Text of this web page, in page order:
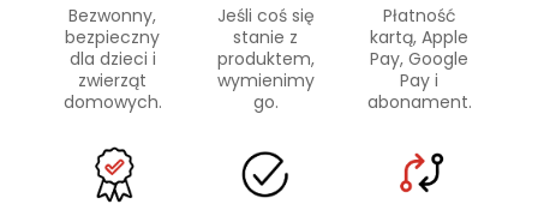
Bezwonny,
bezpieczny
dla dzieci i
zwierząt
domowych.
Jeśli coś się
stanie z
produktem,
wymienimy
go.
Płatność
kartą, Apple
Pay, Google
Pay i
abonament.